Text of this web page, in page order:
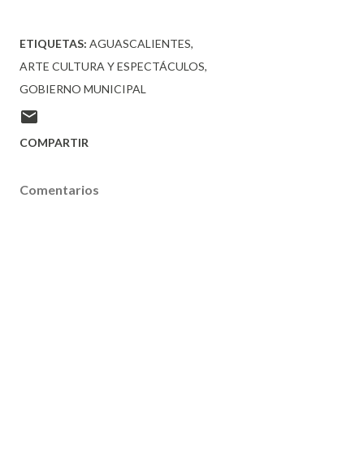
ETIQUETAS: AGUASCALIENTES
ARTE CULTURA Y ESPECTÁCULOS
GOBIERNO MUNICIPAL
COMPARTIR
Comentarios